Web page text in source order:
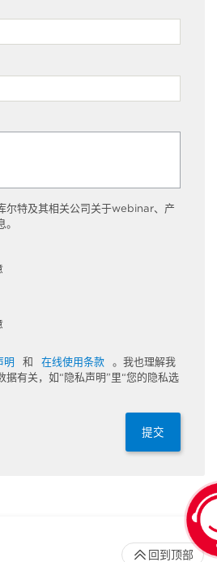
尔特及其相关公司关于webinar、产
明 和 在线使用条款
。我也理解我
据有关，如“隐私声明”里“您的隐私选
提交
回到顶部